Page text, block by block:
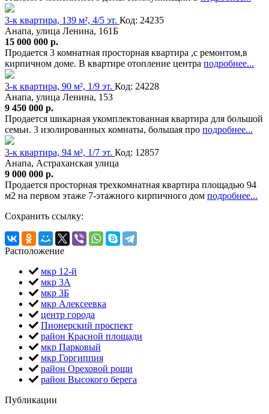
3-к квартира, 139 м², 4/5 эт. Код: 24235
Анапа, улица Ленина, 161Б
15 000 000 р.
Продается 3 комнатная просторная квартира ,с ремонтом,в
кирпичном доме. В квартире отопление центра подробнее...
3-к квартира, 90 м², 1/9 эт. Код: 24228
Анапа, улица Ленина, 153
9 450 000 р.
Продается шикарная укомплектованная квартира для большой
семьи. 3 изолированных комнаты, большая про подробнее...
3-к квартира, 94 м², 1/7 эт. Код: 12857
Анапа, Астраханская улица
9 000 000 р.
Продается просторная трехкомнатная квартира площадью 94
м2 на первом этаже 7-этажного кирпичного дом подробнее...
Сохранить ссылку:
Расположение
мкр 12-й
мкр 3А
мкр 3Б
мкр Алексеевка
центр города
Пионерский проспект
район Красной площади
мкр Парковый
мкр Горгиппия
район Ореховой рощи
район Высокого берега
Публикации